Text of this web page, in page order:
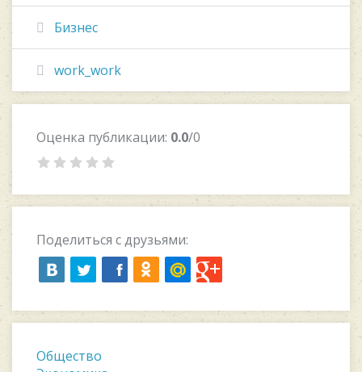
Бизнес
work_work
Оценка публикации: 0.0/0
Поделиться с друзьями:
Общество